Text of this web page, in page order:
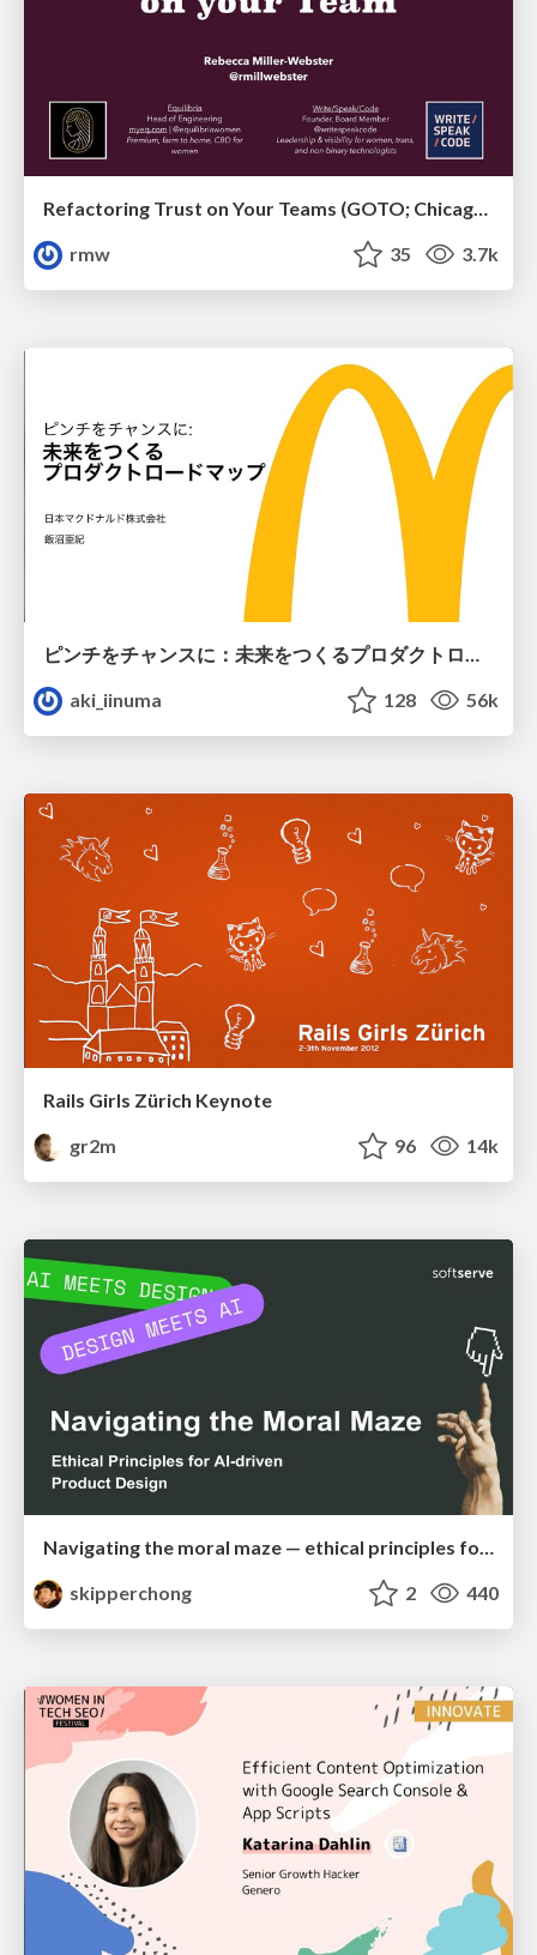
rmw
35 3.7k
ピンチをチャンスに：未来をつくるプロダクトロードマップ #pmconf2020
aki_iinuma
128 56k
Rails Girls Zürich Keynote
gr2m
96 14k
Navigating the moral maze — ethical principles for Al-driven product design
skipperchong
2 440